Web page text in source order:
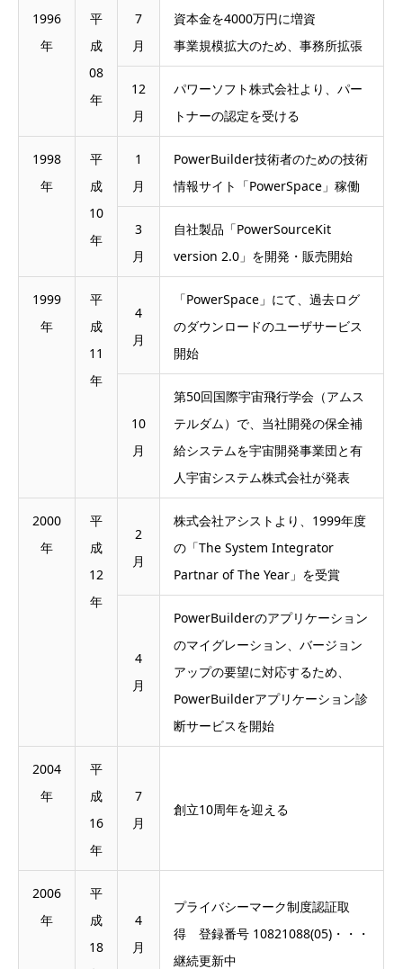
1996
年
平
成
08
年
7
月
資本金を4000万円に増資
事業規模拡大のため、事務所拡張
12
月
パワーソフト株式会社より、パー
トナーの認定を受ける
1998
年
平
成
10
年
1
月
PowerBuilder技術者のための技術
情報サイト「PowerSpace」稼働
3
月
自社製品「PowerSourceKit
version 2.0」を開発・販売開始
1999
年
平
成
11
年
4
月
「PowerSpace」にて、過去ログ
のダウンロードのユーザサービス
開始
10
月
第50回国際宇宙飛行学会（アムス
テルダム）で、当社開発の保全補
給システムを宇宙開発事業団と有
人宇宙システム株式会社が発表
2000
年
平
成
12
年
2
月
株式会社アシストより、1999年度
の「The System Integrator
Partnar of The Year」を受賞
4
月
PowerBuilderのアプリケーション
のマイグレーション、バージョン
アップの要望に対応するため、
PowerBuilderアプリケーション診
断サービスを開始
2004
年
平
成
16
年
7
月
創立10周年を迎える
2006
年
平
成
18
4
月
プライバシーマーク制度認証取
得 登録番号 10821088(05)・・・
継続更新中